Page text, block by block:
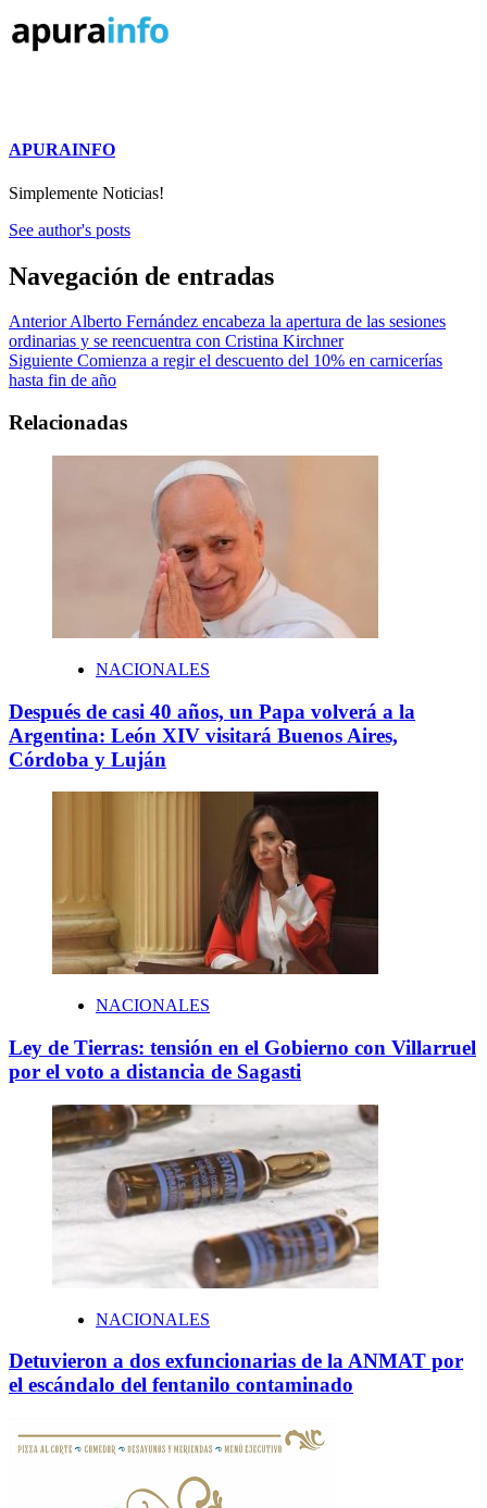
APURAINFO
Simplemente Noticias!
See author's posts
Navegación de entradas
AnteriorAlberto Fernández encabeza la apertura de las sesiones
ordinarias y se reencuentra con Cristina Kirchner
Siguiente Comienza a regir el descuento del 10% en carnicerías
hasta fin de año
Relacionadas
NACIONALES
Después de casi 40 años, un Papa volverá a la
Argentina: León XIV visitará Buenos Aires,
Córdoba y Luján
NACIONALES
Ley de Tierras: tensión en el Gobierno con Villarruel
por el voto a distancia de Sagasti
NACIONALES
Detuvieron a dos exfuncionarias de la ANMAT por
el escándalo del fentanilo contaminado